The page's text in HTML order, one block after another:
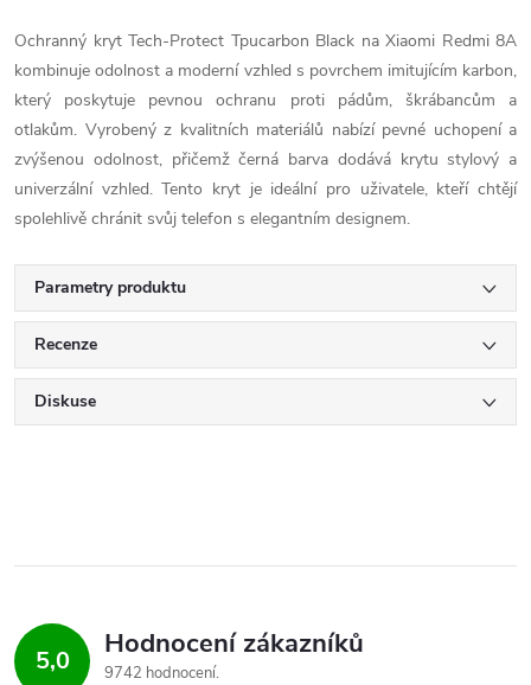
Ochranný kryt Tech-Protect Tpucarbon Black na Xiaomi Redmi 8A
kombinuje odolnost a moderní vzhled s povrchem imitujícím karbon,
který poskytuje pevnou ochranu proti pádům, škrábancům a
otlakům. Vyrobený z kvalitních materiálů nabízí pevné uchopení a
zvýšenou odolnost, přičemž černá barva dodává krytu stylový a
univerzální vzhled. Tento kryt je ideální pro uživatele, kteří chtějí
spolehlivě chránit svůj telefon s elegantním designem.
Parametry produktu
Recenze
Diskuse
5,0 Hodnocení zákazníků
9742 hodnocení